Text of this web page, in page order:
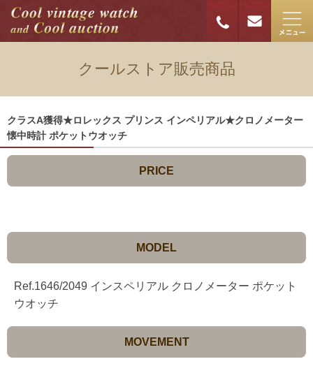
クールストア販売商品
クラスA獲得★ロレックス プリンス インペリアル★クロノメーター
懐中時計 ポケットウオッチ
PRICE
MODEL
Ref.1646/2049 インスペリアル クロノメーター ポケット
ウオッチ
MOVEMENT